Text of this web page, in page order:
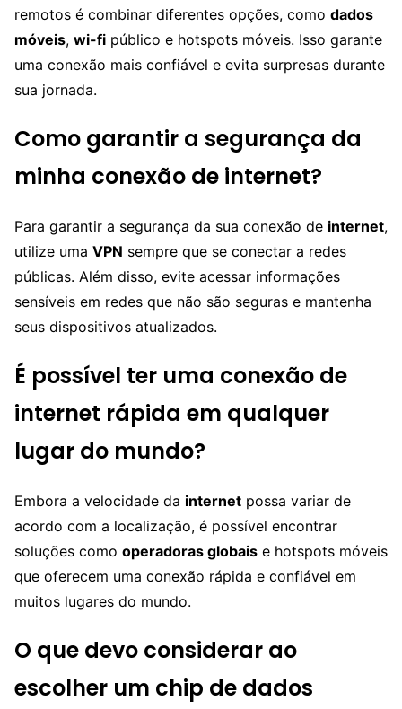
remotos é combinar diferentes opções, como dados
móveis, wi-fi público e hotspots móveis. Isso garante
uma conexão mais confiável e evita surpresas durante
sua jornada.
Como garantir a segurança da
minha conexão de internet?
Para garantir a segurança da sua conexão de internet,
utilize uma VPN sempre que se conectar a redes
públicas. Além disso, evite acessar informações
sensíveis em redes que não são seguras e mantenha
seus dispositivos atualizados.
É possível ter uma conexão de
internet rápida em qualquer
lugar do mundo?
Embora a velocidade da internet possa variar de
acordo com a localização, é possível encontrar
soluções como operadoras globais e hotspots móveis
que oferecem uma conexão rápida e confiável em
muitos lugares do mundo.
O que devo considerar ao
escolher um chip de dados